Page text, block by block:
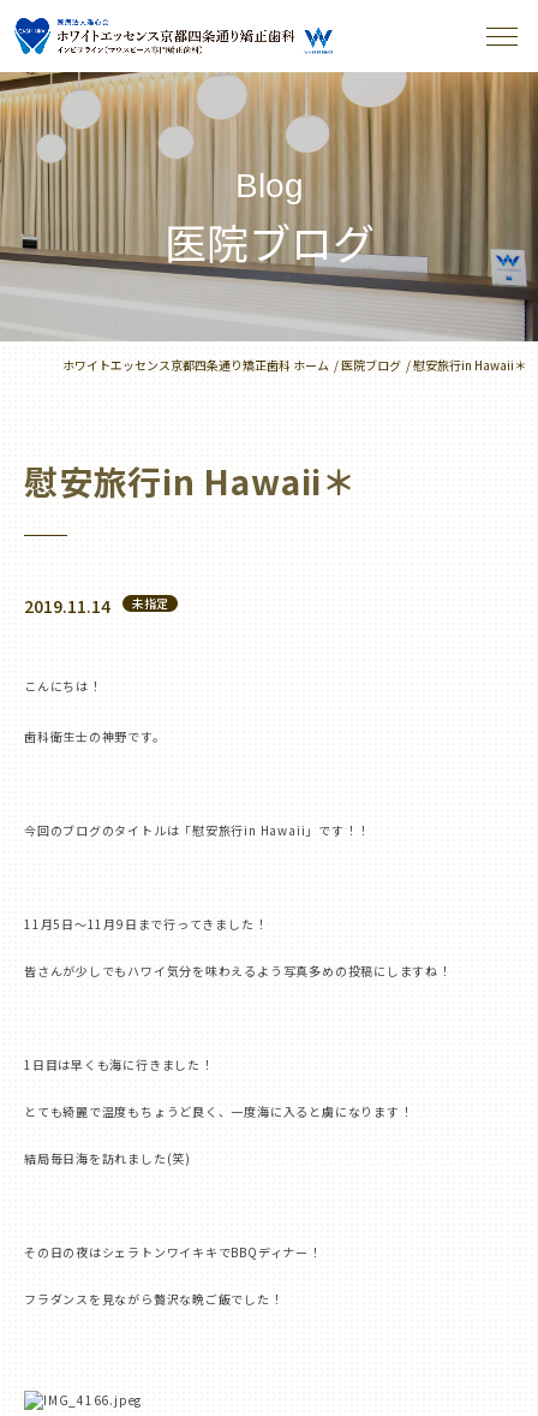
Blog
医院ブログ
ホワイトエッセンス京都四条通り矯正歯科 ホーム 医院ブログ 慰安旅行in Hawaii＊
慰安旅行in Hawaii＊
2019.11.14 未指定
こんにちは！
歯科衛生士の神野です。
今回のブログのタイトルは「慰安旅行in Hawaii 」です！！
11月5 日〜11月9 日まで行ってきました！
皆さんが少しでもハワイ気分を味わえるよう写真多めの投稿にしますね！
1 日目は早くも海に行きました！
とても綺麗で温度もちょうど良く、一度海に入ると虜になります！
結局毎日海を訪れました (笑)
その日の夜はシェラトンワイキキでBBQディナー！
フラダンスを見ながら贅沢な晩ご飯でした！